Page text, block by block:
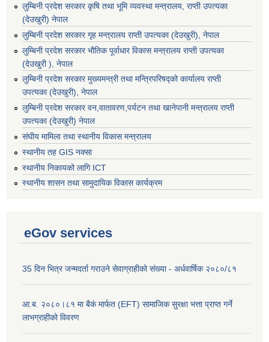
लुम्बिनी प्रदेश सरकार कृषि तथा भूमि व्यवस्था मन्त्रालय, राप्ती उपत्यका
(देउखुरी) नेपाल
लुम्बिनी प्रदेश सरकार गृह मन्त्रालय राप्ती उपत्यका (देउखुरी), नेपाल
लुम्बिनी प्रदेश सरकार भौतिक पूर्वाधार विकास मन्त्रालय राप्ती उपत्यका
(देउखुरी ), नेपाल
लुम्बिनी प्रदेश सरकार मुख्यमन्त्री तथा मन्त्रिपरिषद्को कार्यालय राप्ती
उपत्यका (देउखुरी), नेपाल
लुम्बिनी प्रदेश सरकार वन,वातावरण,पर्यटन तथा खानेपानी मन्त्रालय राप्ती
उपत्यका (देउखुरी) नेपाल
संघीय मामिला तथा स्थानीय विकास मन्त्रालय
स्थानीय तह GIS नक्सा
स्थानीय निकायको लागि ICT
स्थानीय शासन तथा सामुदायिक विकास कार्यक्रम
eGov services
35 दिन भित्र जन्मदर्ता गराउने सेवाग्राहीको संख्या - अर्धवार्षिक २०८०/८१
आ.ब. २०८०।८१ मा बैकं मार्फत (EFT) सामाजिक सुरक्षा भत्ता प्राप्त गर्ने
लाभग्राहीको विवरण